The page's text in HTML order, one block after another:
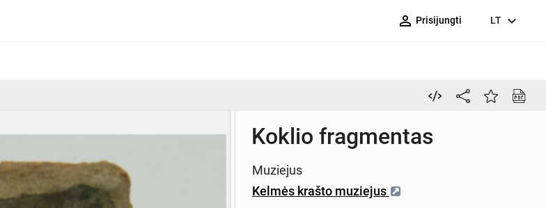
person_outline Prisijungti LT expand_more
Koklio fragmentas
Muziejus
Kelmės krašto muziejus